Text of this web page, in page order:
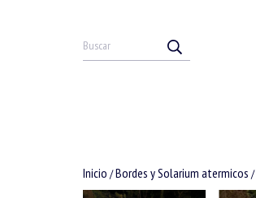
Inicio /Bordes y Solarium atermicos /